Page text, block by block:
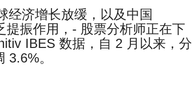
经济增长放缓，以及中国
提振作用，- 股票分析师正在下
IBES 数据，自 2 月以来，分
。